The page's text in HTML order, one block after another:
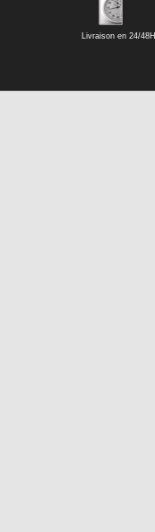
Livraison en 24/48H